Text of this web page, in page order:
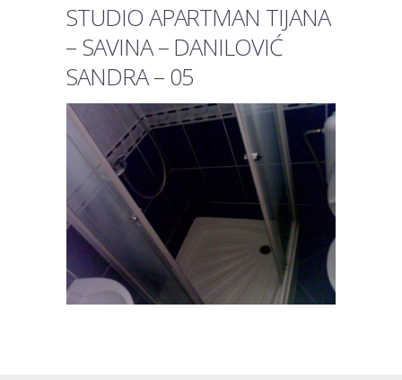
STUDIO APARTMAN TIJANA
– SAVINA – DANILOVIĆ
SANDRA – 05